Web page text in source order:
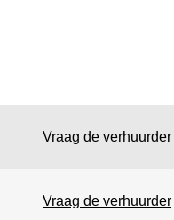
Vraag de verhuurder
Vraag de verhuurder